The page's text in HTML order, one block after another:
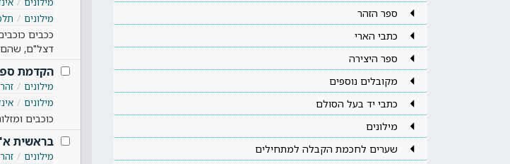
ספר הזהר
כתבי הארי
ספר היצירה
מקובלים נוספים
כתבי יד בעל הסולם
מילונים
שערים לחכמת הקבלה למתחילים
מילונים
ככבים
דצל"ם, שהם
הקדמת
מילונים
מילונים
כוכבים
בראשית א'
מילונים